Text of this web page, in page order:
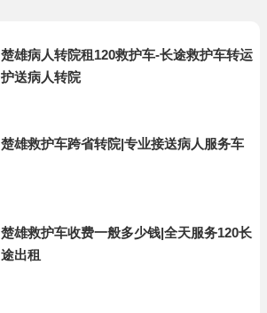
楚雄病人转院租120救护车-长途救护车转运
护送病人转院
楚雄救护车跨省转院|专业接送病人服务车
楚雄救护车收费一般多少钱|全天服务120长
途出租